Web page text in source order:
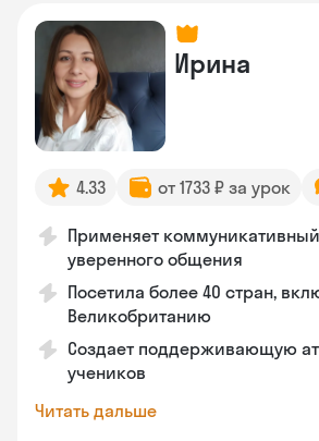
Ирина
4.33 от 1733 ₽ за урок
Применяет
уверенного общения
Посетила более 40 стран,
Великобританию
Создает поддерживающую
учеников
Читать дальше